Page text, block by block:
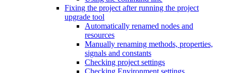
Fixing the project after running the project
upgrade tool
Automatically renamed nodes and
resources
Manually renaming methods, properties,
signals and constants
Checking project settings
Checking Environment settings